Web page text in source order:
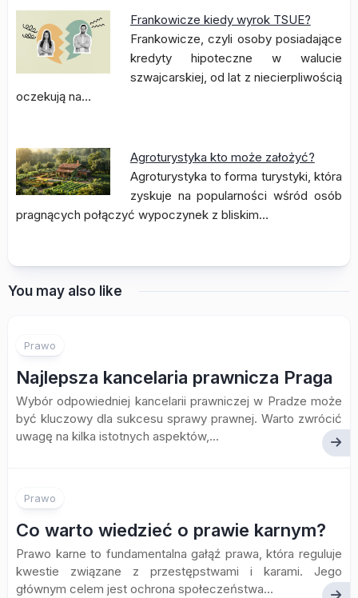
Frankowicze kiedy wyrok TSUE?
Frankowicze, czyli osoby posiadające
kredyty hipoteczne w walucie
szwajcarskiej, od lat z niecierpliwością
oczekują na…
Agroturystyka kto może założyć?
Agroturystyka to forma turystyki, która
zyskuje na popularności wśród osób
pragnących połączyć wypoczynek z bliskim…
You may also like
Prawo
Najlepsza kancelaria prawnicza Praga
Wybór odpowiedniej kancelarii prawniczej w Pradze może
być kluczowy dla sukcesu sprawy prawnej. Warto zwrócić
uwagę na kilka istotnych aspektów,...
Prawo
Co warto wiedzieć o prawie karnym?
Prawo karne to fundamentalna gałąź prawa, która reguluje
kwestie związane z przestępstwami i karami. Jego
głównym celem jest ochrona społeczeństwa...